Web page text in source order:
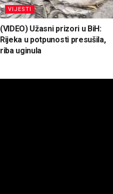
VIJESTI
(VIDEO) Užasni prizori u BiH:
Rijeka u potpunosti presušila,
riba uginula